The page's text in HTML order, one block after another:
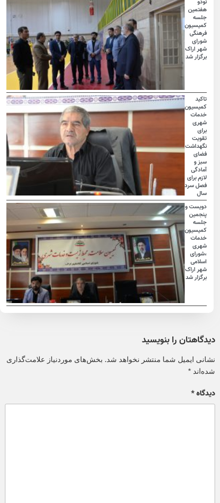
نودو
هفتمین
جلسه
کمیسیون
فرهنگی
شورای
شهر اراک
برگزار شد
تاکید
کمیسیون
خدمات
شهری
برای
تقویت
نگهداشت
فضای
سبز و
آمادگی
لازم برای
فصل سرد
سال
دویست و
پنجمین
جلسه
کمیسیون
خدمات
شهری
،شورای
اسلامی
شهر اراک
برگزار شد
دیدگاهتان را بنویسید
نشانی ایمیل شما منتشر نخواهد شد. بخش‌های موردنیاز علامت‌گذاری
شده‌اند*
دیدگاه*